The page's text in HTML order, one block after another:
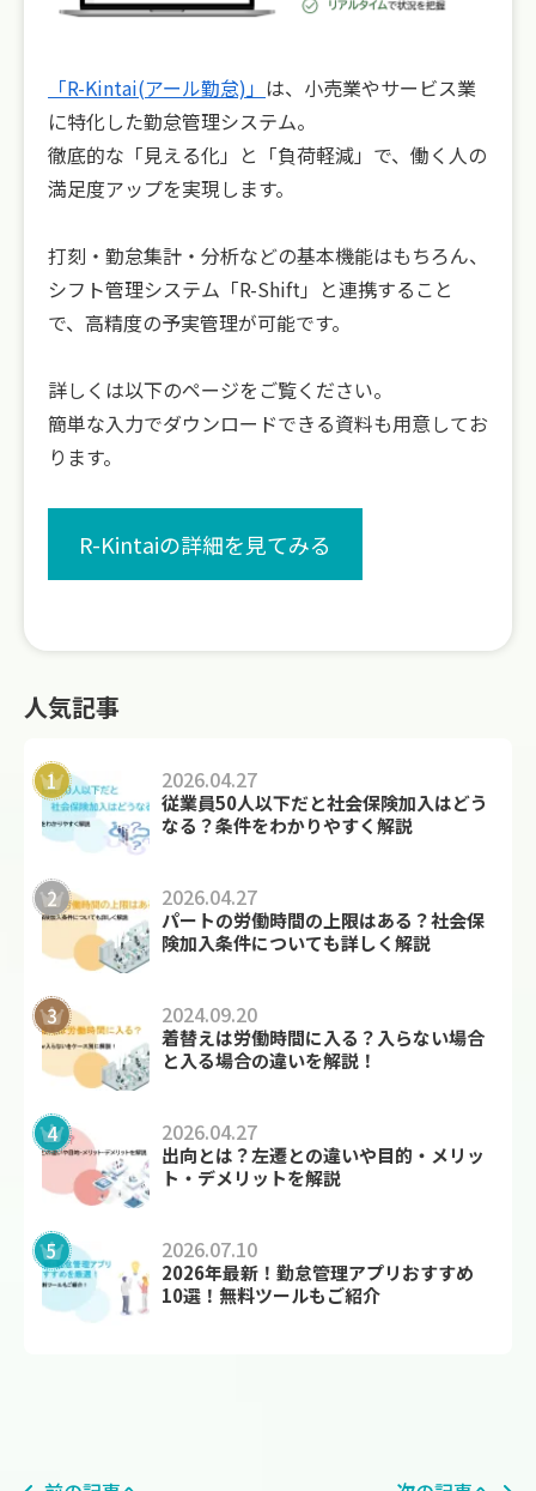
「R-Kintai(アール勤怠)」 は、小売業やサービス業
に特化した勤怠管理システム。
徹底的な「見える化」と「負荷軽減」で、働く人の
満足度アップを実現します。
打刻・勤怠集計・分析などの基本機能はもちろん、
シフト管理システム「R-Shift」と連携すること
で、高精度の予実管理が可能です。
詳しくは以下のページをご覧ください。
簡単な入力でダウンロードできる資料も用意してお
ります。
R-Kintaiの詳細を見てみる
人気記事
従業員50人以下だと社会保険加入はどう
なる？条件をわかりやすく解説
2026.04.27
パートの労働時間の上限はある？社会保
険加入条件についても詳しく解説
2026.04.27
着替えは労働時間に入る？入らない場合
と入る場合の違いを解説！
2024.09.20
出向とは？左遷との違いや目的・メリッ
ト・デメリットを解説
2026.04.27
2026年最新！勤怠管理アプリおすすめ
10選！無料ツールもご紹介
2026.07.10